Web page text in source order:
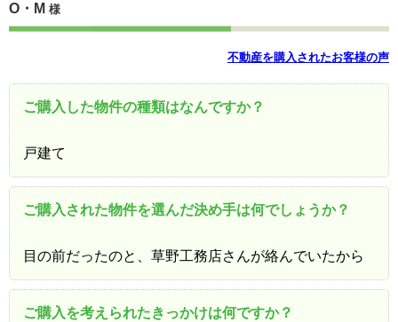
O・M 様
不動産を購入されたお客様の声
ご購入した物件の種類はなんですか？
戸建て
ご購入された物件を選んだ決め手は何でしょうか？
目の前だったのと、草野工務店さんが絡んでいたから
ご購入を考えられたきっかけは何ですか？